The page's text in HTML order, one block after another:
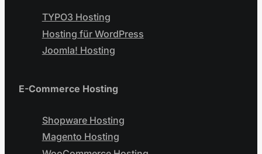
TYPO3 Hosting
Hosting für WordPress
Joomla! Hosting
E-Commerce Hosting
Shopware Hosting
Magento Hosting